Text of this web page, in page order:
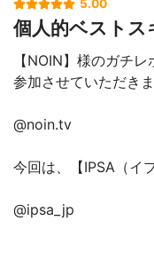
5.00
個人的ベストス
【NOIN】様のガチ
参加させていただき
@noin.tv
今回は、【IPSA（イ
@ipsa_jp